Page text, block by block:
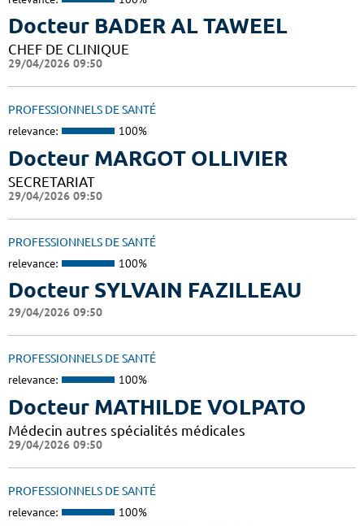
Docteur BADER AL TAWEEL
CHEF DE CLINIQUE
29/04/2026 09:50
PROFESSIONNELS DE SANTÉ
relevance: 100%
Docteur MARGOT OLLIVIER
SECRETARIAT
29/04/2026 09:50
PROFESSIONNELS DE SANTÉ
relevance: 100%
Docteur SYLVAIN FAZILLEAU
29/04/2026 09:50
PROFESSIONNELS DE SANTÉ
relevance: 100%
Docteur MATHILDE VOLPATO
Médecin autres spécialités médicales
29/04/2026 09:50
PROFESSIONNELS DE SANTÉ
relevance: 100%